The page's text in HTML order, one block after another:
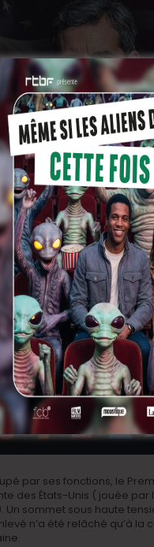
par ses fonctions, le
des États-Unis ( jouée
Un sommet sous haute
n’a été relâché qu’à